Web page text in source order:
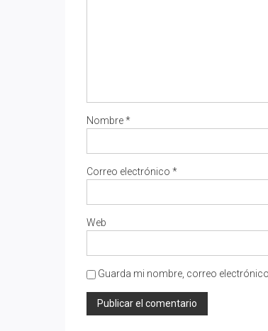
Nombre*
Correo electrónico *
Web
Guarda mi nombre, correo